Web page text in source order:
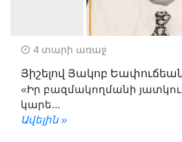
4 տարի առաջ
Յիշելով Յակոբ
«Իր բազմակողմանի
կարե...
Ավելին »